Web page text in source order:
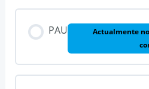
PAU
Actualmente